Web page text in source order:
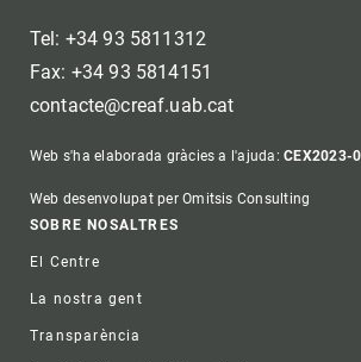
Tel: +34 93 5811312
Fax: +34 93 5814151
contacte@creaf.uab.cat
Web s'ha elaborada gràcies a l'ajuda:CEX2023-
Web desenvolupat per Omitsis Consulting
Footer
SOBRE NOSALTRES
El Centre
La nostra gent
Transparència